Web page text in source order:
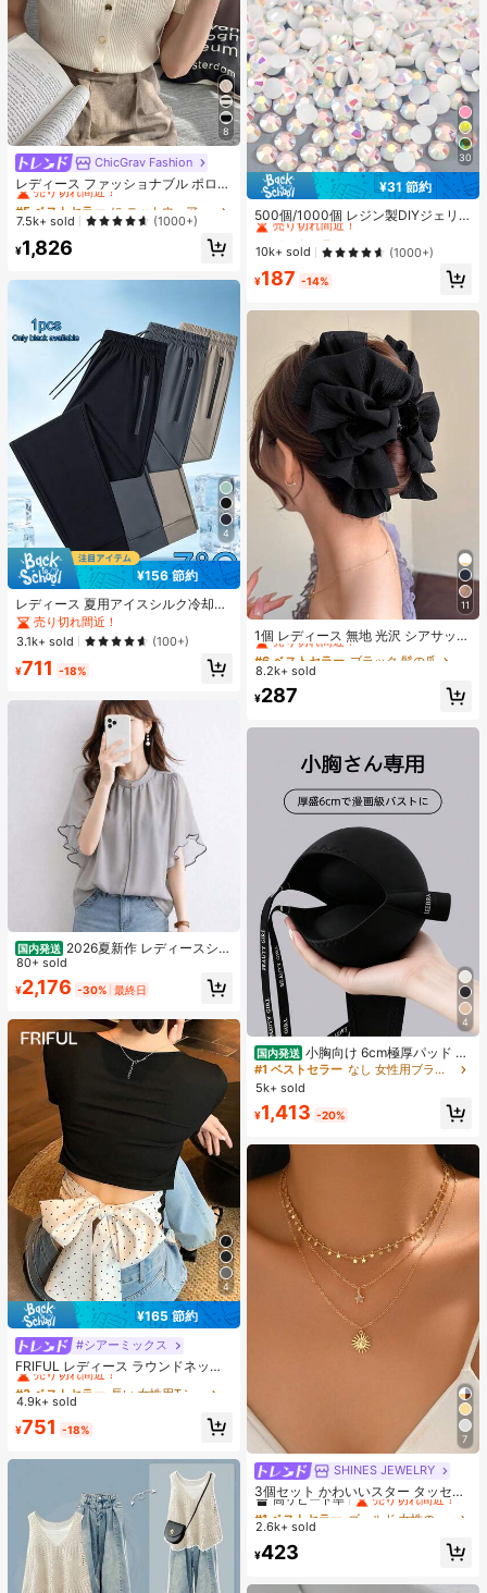
8
ChicGrav Fashion
レディース ファッショナブル ポロカ
ラー ラグラン 半袖 ニットTシャツ
軽量 万能カーディガントップ 春夏向
け エステティック 秋
#5 ベストセラー
に ニットウェア レディースニットウェア
売り切れ間近！
#5 ベストセラー
売り切れ間近！
#5 ベストセラー
売り切れ間近！
#5 ベストセラー
に ニットウェア レディースニットウェア
売り切れ間近！
7.5k+ sold (1000+)
¥1,826
4
¥156 節約
レディース 夏用アイスシルク冷却ジ
ョガーパンツ、速乾軽量スポーツパ
ンツ、ジッパーポケットとウエスト
バンド付き、フィットネスとランニ
ングに適したアスレジャー
売り切れ間近！
3.1k+ sold
(100+)
¥711 -18%
国内発送 2026夏新作 レディースシャ
ツ 日系ナチュラルスタイル ロースタ
ンドカラー フリルデザイン 半袖トッ
プス 上品フェミニンゆったりシルエ
か 体型カバー着痩せ効果 カジュアル
オフィスカジュアル
80+ sold
¥2,176 -30% 最終日
4
¥165 節約
#シアーミックス
FRIFUL レディース ラウンドネック
バックポルカドット柄 ファブリック
切り替え リボンストラップ装飾 透か
ャツ
#3 ベストセラー
売り切れ間近！
#3 ベストセラー
売り切れ間近！
#3 ベストセラー
売り切れ間近！
#3 ベストセラー
4.9k+ sold
¥751 -18%
30
¥31 節約
500個/1000個 レジン製DIYジェリ
ーフラットバックラインストーン 小
さな丸型ラインストーン ミニ装飾ア
クセサリー スマホケース、カップ、
靴、ブーツ、衣類装飾、ハンドメイ
ドDIYアイドル応援ファン、ネーム
#3 ベストセラー
に ホーム＆リビング
売り切れ間近！
#3 ベストセラー
売り切れ間近！
#3 ベストセラー
売り切れ間近！
#3 ベストセラー
売り切れ間近！
10k+ sold (1000+)
¥187 -14%
11
1個 レディース 無地 光沢 シアサッカ
ー リボン ヘアクリップ、エレガント
なファッション クロークリップ、日
常使用に適しています (ヘアクロー 1
3cm-15cm)
#6 ベストセラー
ブラック 髪の爪
売り切れ間近！
#6 ベストセラー
ブラック 髪の爪
売り切れ間近！
#6 ベストセラー
ブラック 髪の爪
売り切れ間近！
#6 ベストセラー
8.2k+ sold
¥287
4
国内発送 小胸向け 6cm極厚パッド 盛
りブラ ノンワイヤー 谷間メイク シ
ームレス ボリュームアップ 美胸フィ
ット ブラジャー
#1 ベストセラー
なし 女性用ブラジャーとブラレット
5k+ sold
¥1,413 -20%
7
SHINES JEWELRY
3個セット かわいいスター タッセル
ネックレス、ミニマリストゴールド
太陽ペンダントネックレス、日常
に適したファッションジュエリー、
数はランダム
#1 ベストセラー
ゴールド 女性のチェーンネックレス
高リピート率
売り切れ間近！
#1 ベストセラー
ゴールド 女性のチェーンネックレス
高リピート率
#1 ベストセラー
ゴールド 女性のチェーンネックレス
高リピート率
#1 ベストセラー
売り切れ間近！
2.6k+ sold
¥423